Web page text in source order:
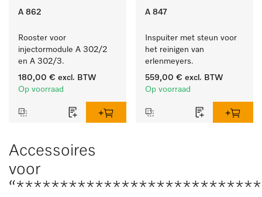
A 862
Rooster voor
injectormodule A 302/2
en A 302/3.
180,00 € excl. BTW
Op voorraad
A 847
Inspuiter met steun voor
het reinigen van
erlenmeyers.
559,00 € excl. BTW
Op voorraad
Accessoires
voor